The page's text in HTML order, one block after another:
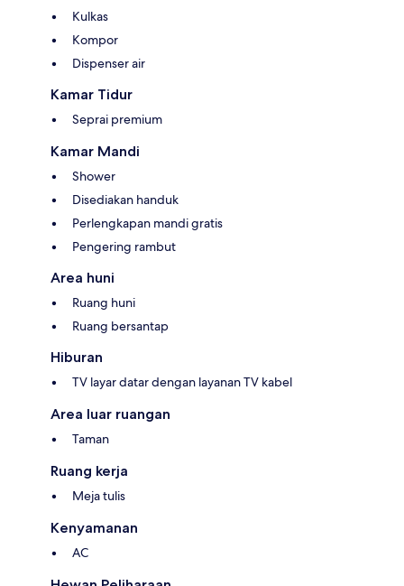
Kulkas
Kompor
Dispenser air
Kamar Tidur
Seprai premium
Kamar Mandi
Shower
Disediakan handuk
Perlengkapan mandi gratis
Pengering rambut
Area huni
Ruang huni
Ruang bersantap
Hiburan
TV layar datar dengan layanan TV kabel
Area luar ruangan
Taman
Ruang kerja
Meja tulis
Kenyamanan
AC